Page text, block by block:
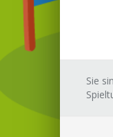
Sie